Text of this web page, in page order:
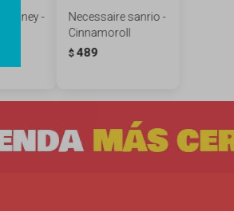
Disney -
Necessaire sanrio -
Cinnamoroll
$ 489